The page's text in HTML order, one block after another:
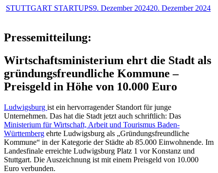
STUTTGART STARTUPS9. Dezember 202420. Dezember 2024
Pressemitteilung:
Wirtschaftsministerium ehrt die Stadt als
gründungsfreundliche Kommune –
Preisgeld in Höhe von 10.000 Euro
Ludwigsburg ist ein hervorragender Standort für junge
Unternehmen. Das hat die Stadt jetzt auch schriftlich: Das
Ministerium für Wirtschaft, Arbeit und Tourismus Baden-
Württemberg ehrte Ludwigsburg als „Gründungsfreundliche
Kommune“ in der Kategorie der Städte ab 85.000 Einwohnende. Im
Landesfinale erreichte Ludwigsburg Platz 1 vor Konstanz und
Stuttgart. Die Auszeichnung ist mit einem Preisgeld von 10.000
Euro verbunden.